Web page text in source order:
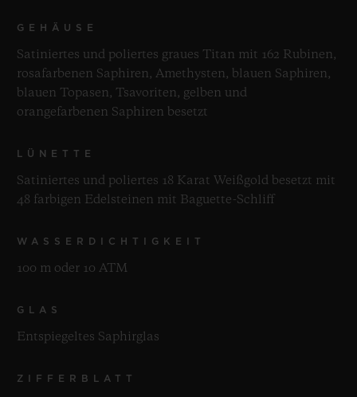
GEHÄUSE
Satiniertes und poliertes graues Titan mit 162 Rubinen,
rosafarbenen Saphiren, Amethysten, blauen Saphiren,
blauen Topasen, Tsavoriten, gelben und
orangefarbenen Saphiren besetzt
LÜNETTE
Satiniertes und poliertes 18 Karat Weißgold besetzt mit
48 farbigen Edelsteinen mit Baguette-Schliff
WASSERDICHTIGKEIT
100 m oder 10 ATM
GLAS
Entspiegeltes Saphirglas
ZIFFERBLATT